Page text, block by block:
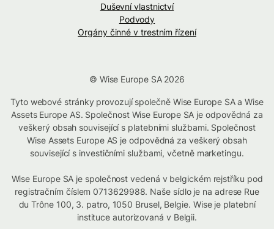
Duševní vlastnictví
Podvody
Orgány činné v trestním řízení
© Wise Europe SA 2026
Tyto webové stránky provozují společně Wise Europe SA a Wise
Assets Europe AS. Společnost Wise Europe SA je odpovědná za
veškerý obsah související s platebními službami. Společnost
Wise Assets Europe AS je odpovědná za veškerý obsah
související s investičními službami, včetně marketingu.
Wise Europe SA je společnost vedená v belgickém rejstříku pod
registračním číslem 0713629988. Naše sídlo je na adrese Rue
du Trône 100, 3. patro, 1050 Brusel, Belgie. Wise je platební
instituce autorizovaná v Belgii.